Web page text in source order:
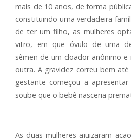
mais de 10 anos, de forma
constituindo uma verdadeira
de ter um filho, as mulheres
vitro, em que óvulo de uma
sêmen de um doador anônimo
outra. A gravidez correu bem
gestante começou a
soube que o bebê nasceria
As duas mulheres ajuizaram